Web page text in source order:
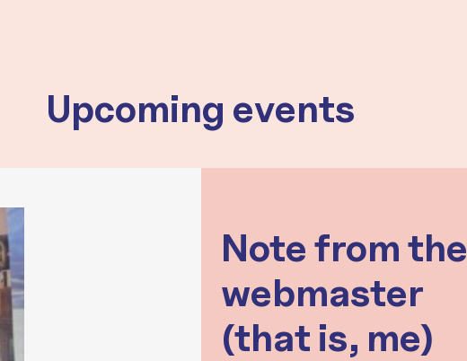
Upcoming events
Note from the
webmaster
(that is, me)